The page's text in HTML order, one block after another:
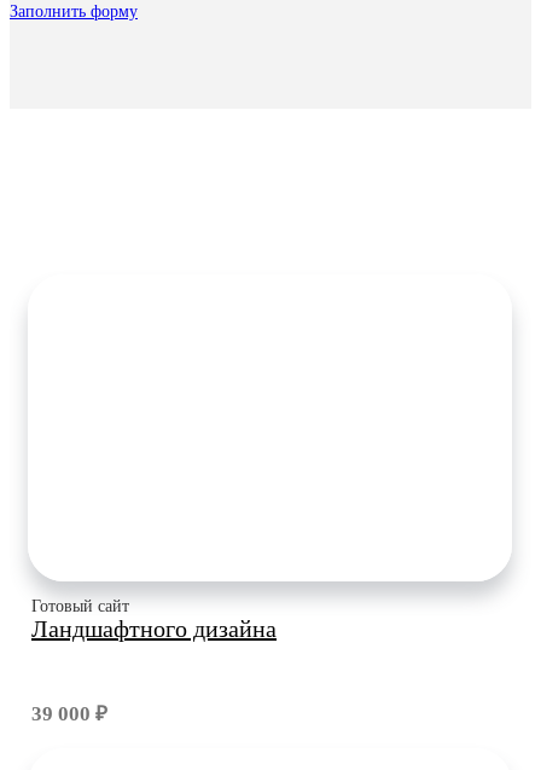
Заполнить форму
Готовый сайт
Ландшафтного дизайна
39 000 ₽